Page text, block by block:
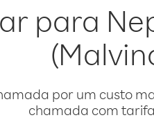
para
por um custo
chamada com